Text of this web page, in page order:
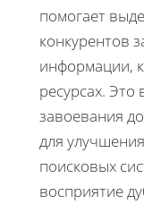
помогает
конкурентов
информации,
ресурсах. Это
завоевания
для
поисковых
восприятие